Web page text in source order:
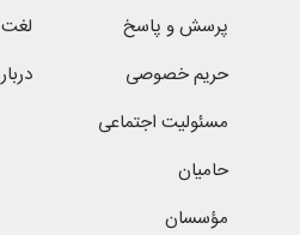
پرسش و پاسخ
حریم خصوصی
مسئولیت اجتماعی
حامیان
مؤسسان